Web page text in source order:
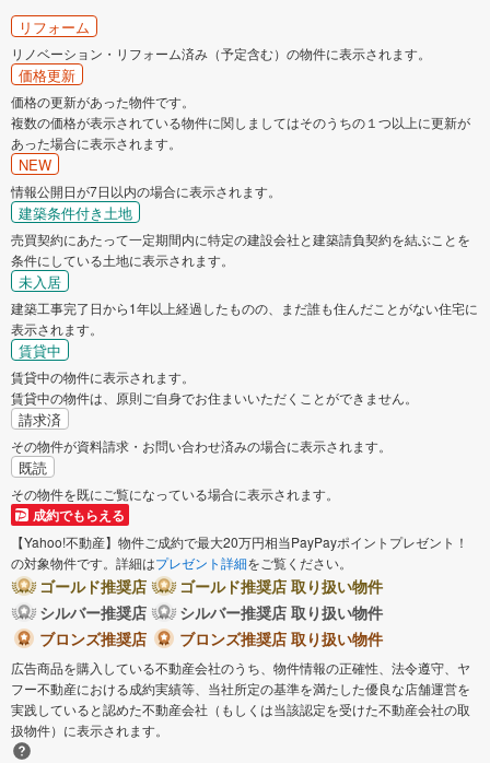
リフォーム
リノベーション・リフォーム済み（予定含む）の物件に表示されます。
価格更新
価格の更新があった物件です。
複数の価格が表示されている物件に関しましてはそのうちの１つ以上に更新が
あった場合に表示されます。
NEW
情報公開日が7日以内の場合に表示されます。
建築条件付き土地
売買契約にあたって一定期間内に特定の建設会社と建築請負契約を結ぶことを
条件にしている土地に表示されます。
未入居
建築工事完了日から1年以上経過したものの、まだ誰も住んだことがない住宅に
表示されます。
賃貸中
賃貸中の物件に表示されます。
賃貸中の物件は、原則ご自身でお住まいいただくことができません。
請求済
その物件が資料請求・お問い合わせ済みの場合に表示されます。
既読
その物件を既にご覧になっている場合に表示されます。
成約でもらえる
【Yahoo!不動産】物件ご成約で最大20万円相当PayPayポイントプレゼント！
の対象物件です。詳細はプレゼント詳細をご覧ください。
ゴールド推奨店
ゴールド推奨店 取り扱い物件
シルバー推奨店
シルバー推奨店 取り扱い物件
ブロンズ推奨店
ブロンズ推奨店 取り扱い物件
広告商品を購入している不動産会社のうち、物件情報の正確性、法令遵守、ヤ
フー不動産における成約実績等、当社所定の基準を満たした優良な店舗運営を
実践していると認めた不動産会社（もしくは当該認定を受けた不動産会社の取
扱物件）に表示されます。